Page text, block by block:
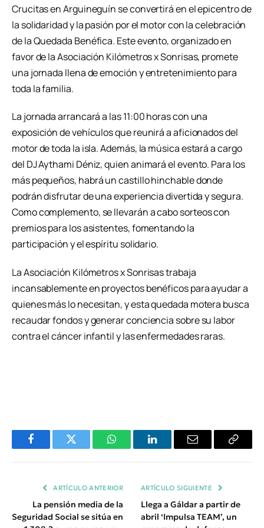
Crucitas en Arguineguín se convertirá en el epicentro de
la solidaridad y la pasión por el motor con la celebración
de la Quedada Benéfica. Este evento, organizado en
favor de la Asociación Kilómetros x Sonrisas, promete
una jornada llena de emoción y entretenimiento para
toda la familia.
La jornada arrancará a las 11:00 horas con una
exposición de vehículos que reunirá a aficionados del
motor de toda la isla. Además, la música estará a cargo
del DJ Aythami Déniz, quien animará el evento. Para los
más pequeños, habrá un castillo hinchable donde
podrán disfrutar de una experiencia divertida y segura.
Como complemento, se llevarán a cabo sorteos con
premios para los asistentes, fomentando la
participación y el espíritu solidario.
La Asociación Kilómetros x Sonrisas trabaja
incansablemente en proyectos benéficos para ayudar a
quienes más lo necesitan, y esta quedada motera busca
recaudar fondos y generar conciencia sobre su labor
contra el cáncer infantil y las enfermedades raras.
FacebookTwitter WhatsAppLinkedInEmail
Copiar
ARTÍCULO ANTERIOR
La pensión media de la
Seguridad Social se sitúa en
ARTÍCULO SIGUIENTE
Llega a Gáldar a partir de
abril ‘Impulsa TEAM’, un